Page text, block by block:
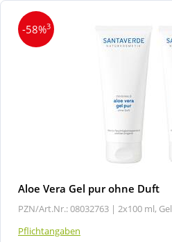
-58%3
Aloe Vera Gel pur ohne Duft
PZN/Art.Nr.: 08032763 | 2x100 ml, Gel
Pflichtangaben